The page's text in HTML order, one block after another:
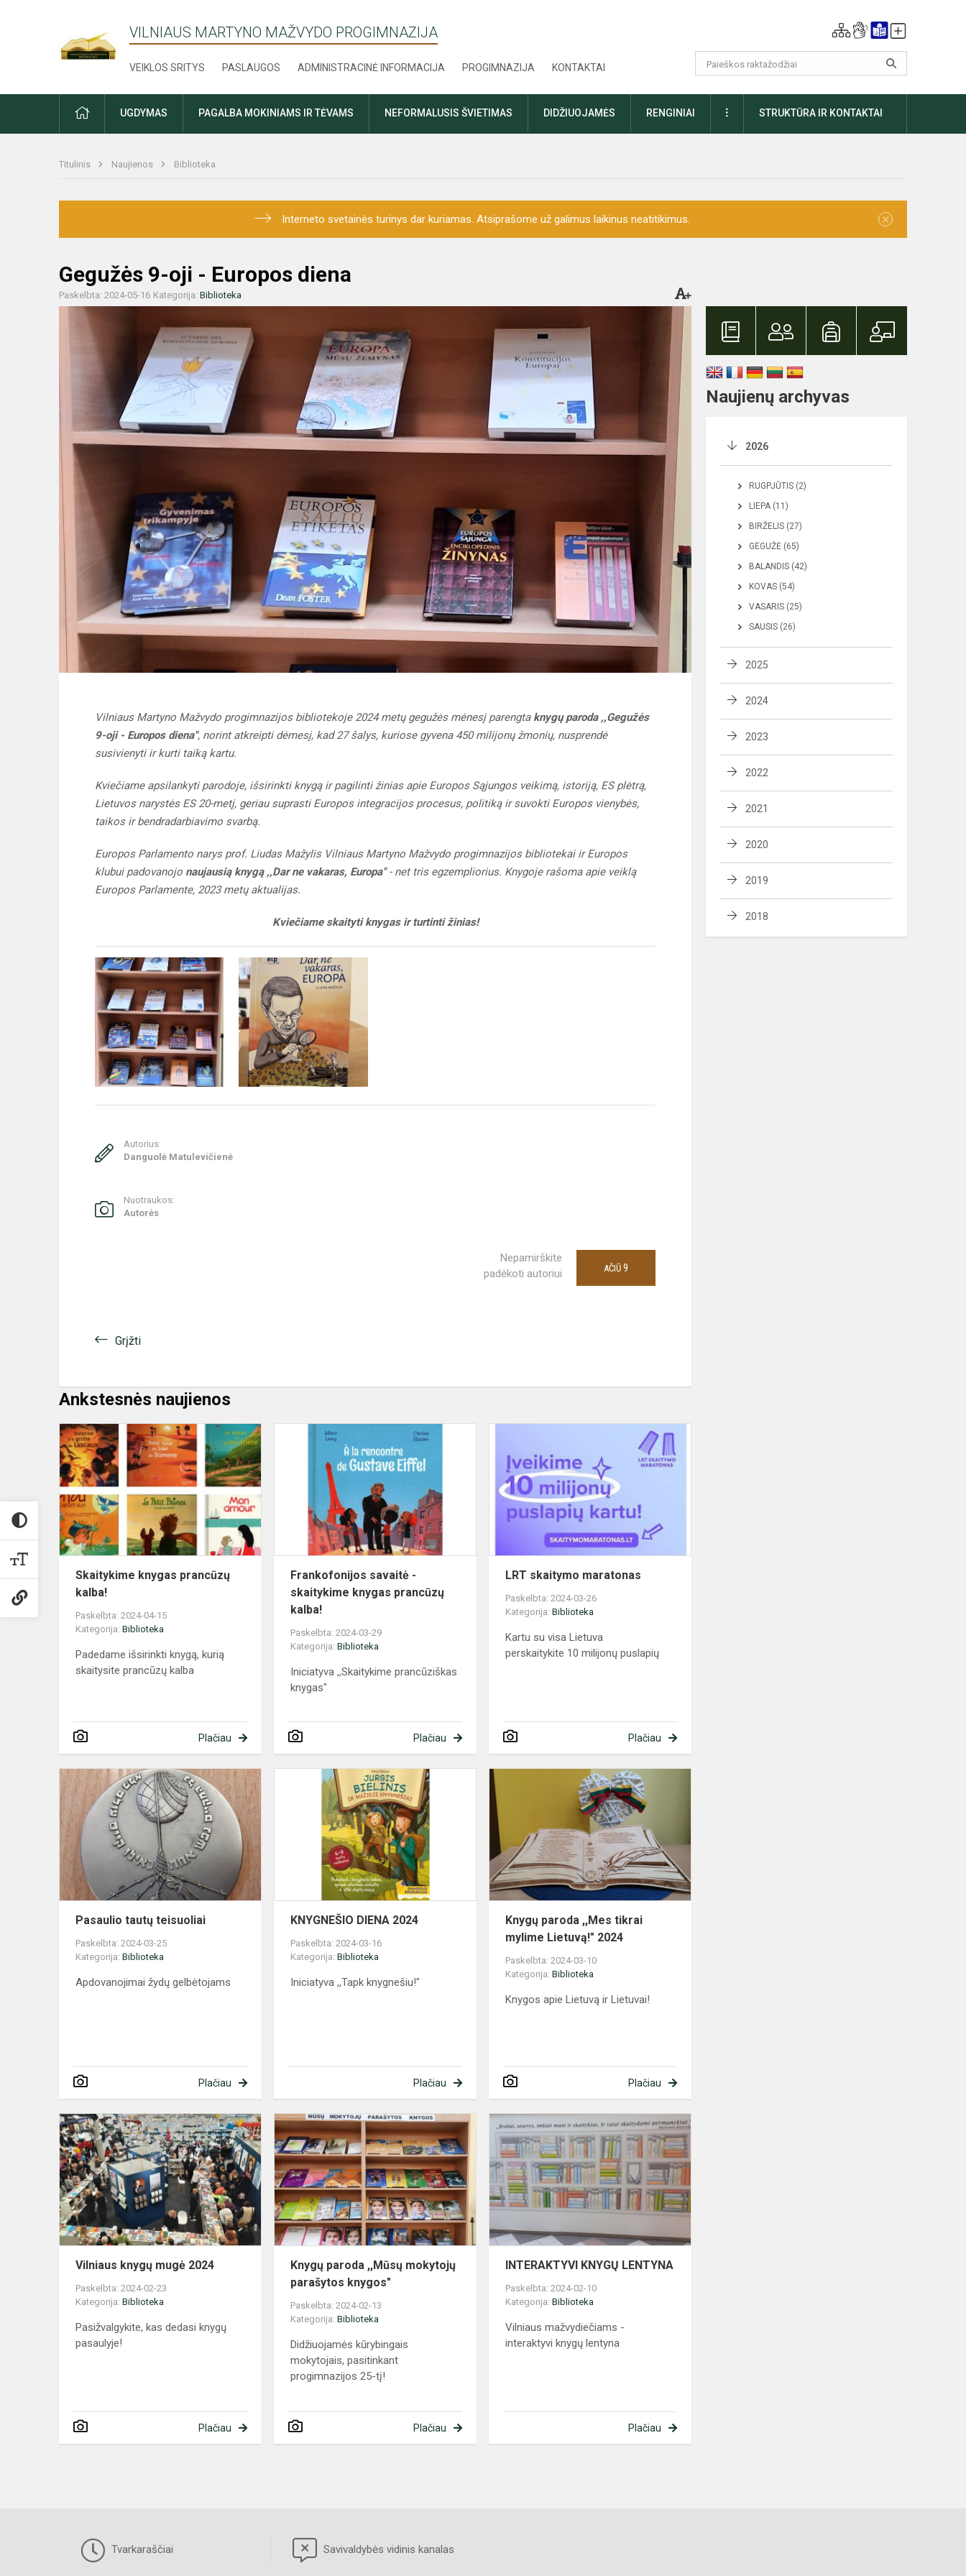
VILNIAUS MARTYNO MAŽVYDO PROGIMNAZIJA
VEIKLOS SRITYS PASLAUGOS ADMINISTRACINĖ INFORMACIJA PROGIMNAZIJA KONTAKTAI
PRADŽIAUGDYMAS PAGALBA MOKINIAMS IR TĖVAMS NEFORMALUSIS ŠVIETIMAS DIDŽIUOJAMĖS RENGINIAI DAUGIAUSTRUKTŪRA IR KONTAKTAI
Titulinis Naujienos Biblioteka
Interneto svetainės turinys dar kuriamas. Atsiprašome už galimus laikinus neatitikimus. ×
Gegužės 9-oji - Europos diena
Paskelbta: 2024-05-16 Kategorija: Biblioteka
Vilniaus Martyno Mažvydo progimnazijos bibliotekoje 2024 metų gegužės mėnesį parengta knygų paroda ,,Gegužės
9-oji - Europos diena", norint atkreipti dėmesį, kad 27 šalys, kuriose gyvena 450 milijonų žmonių, nusprendė
susivienyti ir kurti taiką kartu.
Kviečiame apsilankyti parodoje, išsirinkti knygą ir pagilinti žinias apie Europos Sąjungos veikimą, istoriją, ES plėtrą,
Lietuvos narystės ES 20-metį, geriau suprasti Europos integracijos procesus, politiką ir suvokti Europos vienybės,
taikos ir bendradarbiavimo svarbą.
Europos Parlamento narys prof. Liudas Mažylis Vilniaus Martyno Mažvydo progimnazijos bibliotekai ir Europos
klubui padovanojo naujausią knygą ,,Dar ne vakaras, Europa"- net tris egzempliorius. Knygoje rašoma apie veiklą
Europos Parlamente, 2023 metų aktualijas.
Kviečiame skaityti knygas ir turtinti žinias!
Autorius:
Danguolė Matulevičienė
Nuotraukos:
Autorės
Nepamirškite
padėkoti autoriui
AČIŪ 9
Grįžti
Ankstesnės naujienos
Skaitykime
knygas
prancūzų
kalba!
Skaitykime knygas prancūzų
kalba!
Paskelbta: 2024-04-15
Kategorija: Biblioteka
Padedame išsirinkti knygą, kurią
skaitysite prancūzų kalba
Plačiau
skaitykime
knygas
prancūzų
Frankofonijos savaitė -
skaitykime knygas prancūzų
kalba!
Paskelbta: 2024-03-29
Kategorija:Biblioteka
Iniciatyva ,,Skaitykime prancūziškas
knygas"
Plačiau
LRT skaitymo maratonas
Paskelbta: 2024-03-26
Kategorija:Biblioteka
Kartu su visa Lietuva
perskaitykite 10 milijonų puslapių
Plačiau
Pasaulio tautų teisuoliai
Paskelbta: 2024-03-25
Kategorija: Biblioteka
Apdovanojimai žydų gelbėtojams
Plačiau
KNYGNEŠIO
DIENA
2024
KNYGNEŠIO DIENA 2024
Paskelbta: 2024-03-16
Kategorija:Biblioteka
Iniciatyva ,,Tapk knygnešiu!"
Plačiau
mylime
2024
Knygų paroda ,,Mes tikrai
mylime Lietuvą!" 2024
Paskelbta: 2024-03-10
Kategorija:Biblioteka
Knygos apie Lietuvą ir Lietuvai!
Plačiau
Vilniaus
knygų
mugė
2024
Vilniaus knygų mugė 2024
Paskelbta: 2024-02-23
Kategorija: Biblioteka
Pasižvalgykite, kas dedasi knygų
pasaulyje!
Plačiau
Knygų
paroda
,,Mūsų
mokytojų
parašytos
knygos"
Knygų paroda ,,Mūsų mokytojų
parašytos knygos"
Paskelbta: 2024-02-13
Kategorija:Biblioteka
Didžiuojamės kūrybingais
mokytojais, pasitinkant
progimnazijos 25-tį!
Plačiau
INTERAKTYVI
INTERAKTYVI KNYGŲ LENTYNA
Paskelbta: 2024-02-10
Kategorija:Biblioteka
Vilniaus mažvydiečiams -
interaktyvi knygų lentyna
Plačiau
Naujienų archyvas
2026
RUGPJŪTIS (2)
LIEPA (11)
BIRŽELIS (27)
GEGUŽĖ (65)
BALANDIS (42)
KOVAS (54)
VASARIS (25)
SAUSIS (26)
2025
2024
2023
2022
2021
2020
2019
2018
Tvarkaraščiai Savivaldybės vidinis kanalas